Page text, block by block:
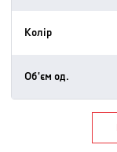
Колір
Об'єм од.